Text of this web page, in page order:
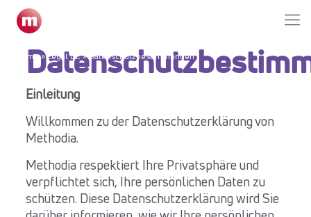
Home» Legal DE» Datenschutzbestimmungen
Einleitung
Willkommen zu der Datenschutzerklärung von
Methodia.
Methodia respektiert Ihre Privatsphäre und
verpflichtet sich, Ihre persönlichen Daten zu
schützen. Diese Datenschutzerklärung wird Sie